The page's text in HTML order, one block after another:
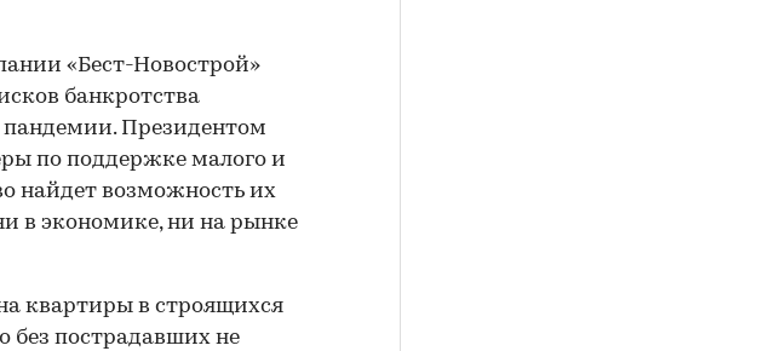
«Бест-Новострой»
банкротства
пандемии. Президентом
по поддержке малого и
найдет возможность их
в экономике, ни на рынке
квартиры в строящихся
без пострадавших не